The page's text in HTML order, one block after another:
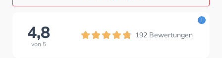
4,8
von 5
192 Bewertungen
i